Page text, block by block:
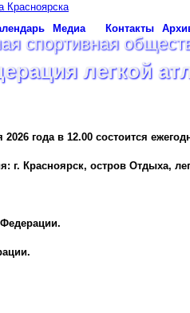
спортивная
легкой
Медиа Контакты
года в 12.00 состоится
г. Красноярск, остров Отдыха,